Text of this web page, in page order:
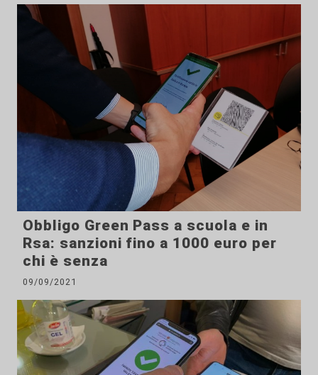
Obbligo Green Pass a scuola e in
Rsa: sanzioni fino a 1000 euro per
chi è senza
09/09/2021